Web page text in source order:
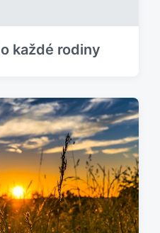
každé rodiny